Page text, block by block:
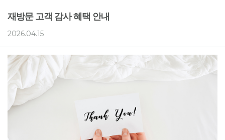
재방문 고객 감사 혜택 안내
2026.04.15